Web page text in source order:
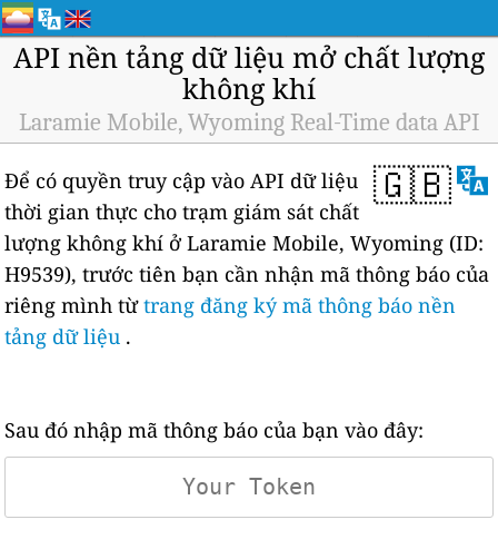
API nền tảng dữ liệu mở chất lượng
không khí
Laramie Mobile, Wyoming Real-Time data API
🇬🇧
Để có quyền truy cập vào API dữ liệu
thời gian thực cho trạm giám sát chất
lượng không khí ở Laramie Mobile, Wyoming (ID:
H9539), trước tiên bạn cần nhận mã thông báo của
riêng mình từtrang đăng ký mã thông báo nền
tảng dữ liệu .
Sau đó nhập mã thông báo của bạn vào đây: